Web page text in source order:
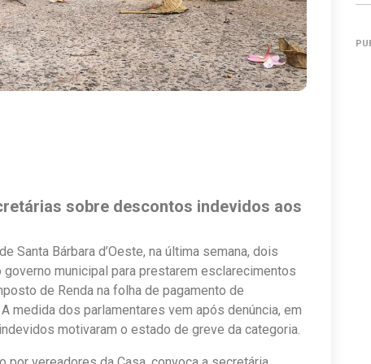
sobre descontos indevidos aos
Santa Bárbara d’Oeste, na última semana, dois
municipal para prestarem esclarecimentos
de Renda na folha de pagamento de
medida dos parlamentares vem após denúncia, em
motivaram o estado de greve da categoria.